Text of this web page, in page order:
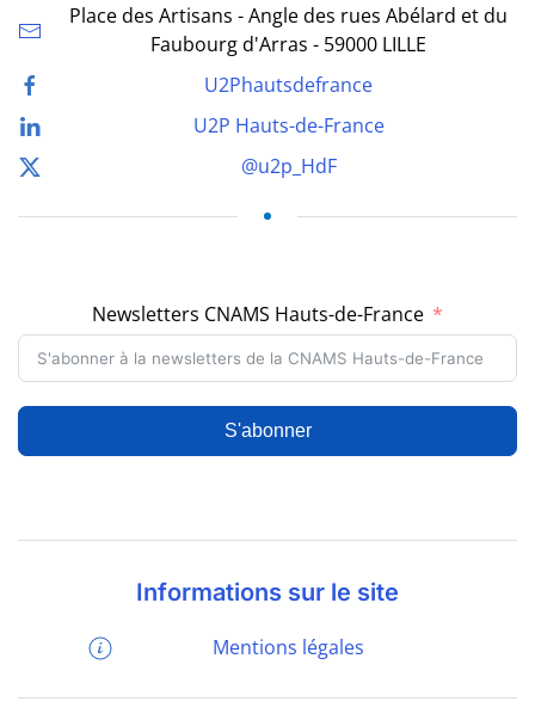
Place des Artisans - Angle des rues Abélard et du
Faubourg d'Arras - 59000 LILLE
U2Phautsdefrance
U2P Hauts-de-France
@u2p_HdF
Newsletters CNAMS Hauts-de-France
S'abonner
Informations sur le site
Mentions légales